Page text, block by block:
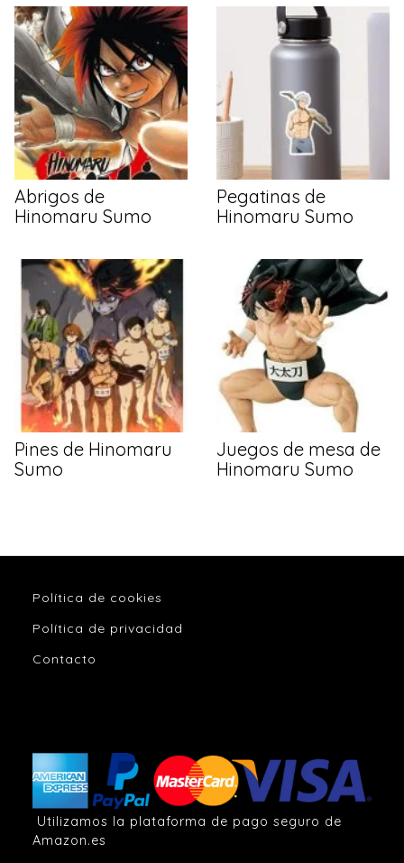
Abrigos de
Hinomaru Sumo
Pegatinas de
Hinomaru Sumo
Pines de Hinomaru
Sumo
Juegos de mesa de
Hinomaru Sumo
Política de cookies
Política de privacidad
Contacto
Utilizamos la plataforma de pago seguro de
Amazon.es